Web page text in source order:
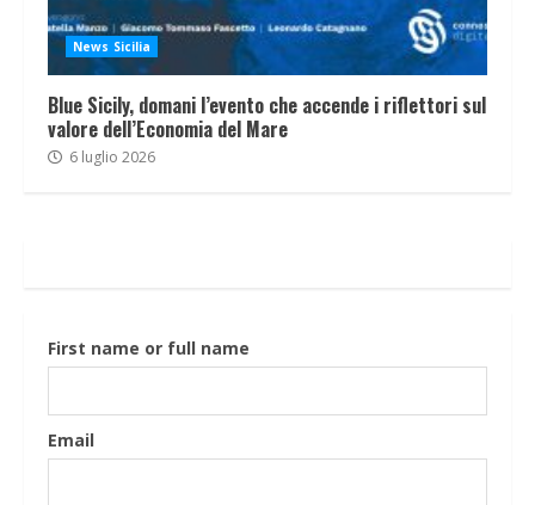
News Sicilia
Blue Sicily, domani l’evento che accende i riflettori sul
valore dell’Economia del Mare
6 luglio 2026
First name or full name
Email